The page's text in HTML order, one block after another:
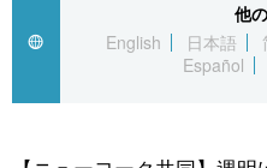
国際
社会
アーカイブ
Japan Data
旅と暮らし
科学・技術
暮らし
他
English
日本語
Español